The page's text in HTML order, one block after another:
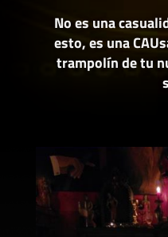
No es una
esto, es una
trampolín de tu